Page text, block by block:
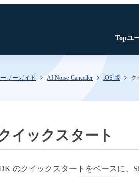
Topユ
めに 認証・
iOS
SDK
JavaScript SDK JavaScript SDK
Linux SDK
Recording API
JavaScript SDK
認証・認可
ザーガイド AI Noise Canceller iOS 版 ク
イックスタート
のクイックスタートをベースに、